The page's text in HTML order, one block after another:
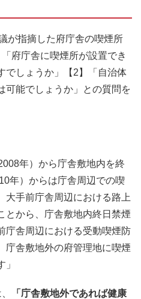
が指摘した府庁舎の喫煙所
府庁舎に喫煙所が設置でき
でしょうか」【2】「自治体
可能でしょうか」との質問を
年）から庁舎敷地内を終
年）からは庁舎周辺での喫
大手前庁舎周辺における路上
とから、庁舎敷地内終日禁煙
庁舎周辺における受動喫煙防
庁舎敷地外の府管理地に喫煙
「庁舎敷地外であれば健康